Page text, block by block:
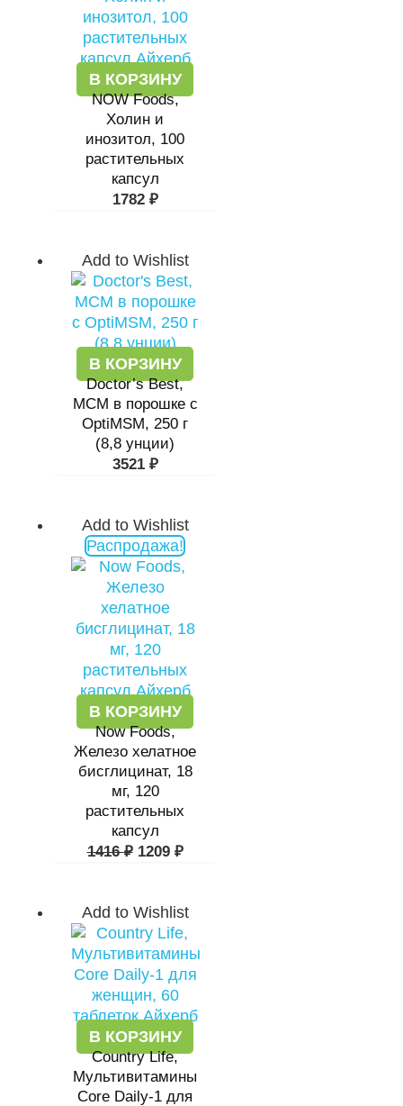
В КОРЗИНУ
NOW Foods,
Холин и
инозитол, 100
растительных
капсул
1782 ₽
Add to Wishlist
В КОРЗИНУ
Doctor’s Best,
МСМ в порошке с
OptiMSM, 250 г
(8,8 унции)
3521 ₽
Add to Wishlist
Распродажа!
В КОРЗИНУ
Now Foods,
Железо хелатное
бисглицинат, 18
мг, 120
растительных
капсул
1416₽
Первоначальная
цена
составляла
1416 ₽.
1209 ₽
Текущая
цена:
1209 ₽.
Add to Wishlist
В КОРЗИНУ
Country Life,
Мультивитамины
Core Daily-1 для